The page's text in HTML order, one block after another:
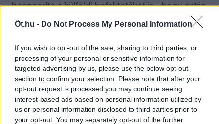
Öt.hu - Do Not Process My Personal Information
If you wish to opt-out of the sale, sharing to third parties, or
processing of your personal or sensitive information for
targeted advertising by us, please use the below opt-out
section to confirm your selection. Please note that after your
opt-out request is processed you may continue seeing
interest-based ads based on personal information utilized by
us or personal information disclosed to third parties prior to
your opt-out. You may separately opt-out of the further
beengedte a külföldi befektetőket is – hogy aztán
a nyolcvanas-kilencvenes évek fordulójára
elérkezzen a másik véglethez, és vörös
Ebben az idegen nagytőke padlóját suvickoló
cselédkapitalizmusban élünk több mint három
évtizede. Olcsó demagógia, a félig sem művelt
wannabe yuppiek és Temuról rendelt chicagói
fiúk alsó polcos, kannás neoliberalizmusa, hogy
nincs más út, legfeljebb Észak-Korea. Jóformán